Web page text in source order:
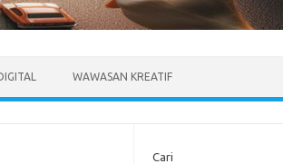
WAWASAN KREATIF
Cari